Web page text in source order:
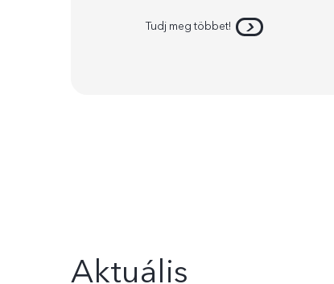
Tudj meg többet!
Aktuális